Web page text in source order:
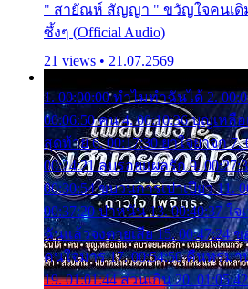
" สายัณห์ สัญญา " ขวัญใจคนเดิม
ซึ้งๆ (Official Audio)
21 views • 21.07.2569
1. 00:00:00 ทำไมทำฉันได้ 2.
00:06:50 คน 4. 00:10:36 บุญเหลื
สุดท้าย 6. 00:17:30 ยาใจยาจก 7.
00:24:21 ลบรอยแผลรัก 9.
00:30:54 ขบวนการเปาเปียว 11.
00:37:20 ปาหนัน 13. 00:40:37 ใจ
ฉันแล้วจงตายเสีย 15. 00:47:24 ข
คนใจมาร 17. 00:54:50 คืนทรมา
19. 01:01:44 ส่วนเกิน 20.